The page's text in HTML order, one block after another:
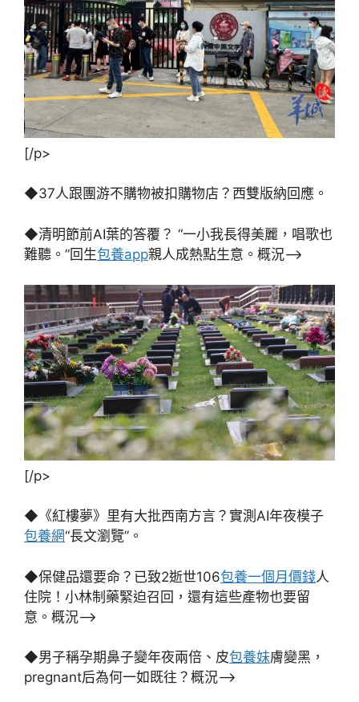
[/p>
◆37人跟團游不購物被扣購物店？西雙版納回應。
◆清明節前AI葉的答覆？ “一小我長得美麗，唱歌也
難聽。”回生包養app親人成熱點生意。概況–>
[/p>
◆《紅樓夢》里有大批西南方言？實測AI年夜模子
包養網“長文瀏覽”。
◆保健品還要命？已致2逝世106包養一個月價錢人
住院！小林制藥緊迫召回，還有這些產物也要留
意。概況–>
◆男子稱孕期鼻子變年夜兩倍、皮包養妹膚變黑，
pregnant后為何一如既往？概況–>